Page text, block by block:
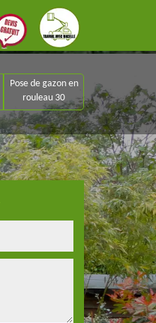
Pose de gazon en
rouleau 30